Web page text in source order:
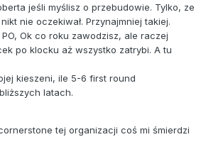
jeśli myślisz o przebudowie. Tylko, ze
nie oczekiwał. Przynajmniej takiej.
Ok co roku zawodzisz, ale raczej
po klocku aż wszystko zatrybi. A tu
kieszeni, ile 5-6 first round
latach.
tej organizacji coś mi śmierdzi